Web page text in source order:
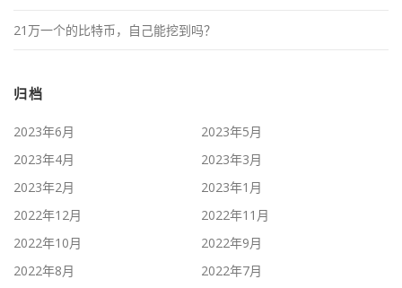
21万一个的比特币，自己能挖到吗？
归档
2023年6月
2023年5月
2023年4月
2023年3月
2023年2月
2023年1月
2022年12月
2022年11月
2022年10月
2022年9月
2022年8月
2022年7月